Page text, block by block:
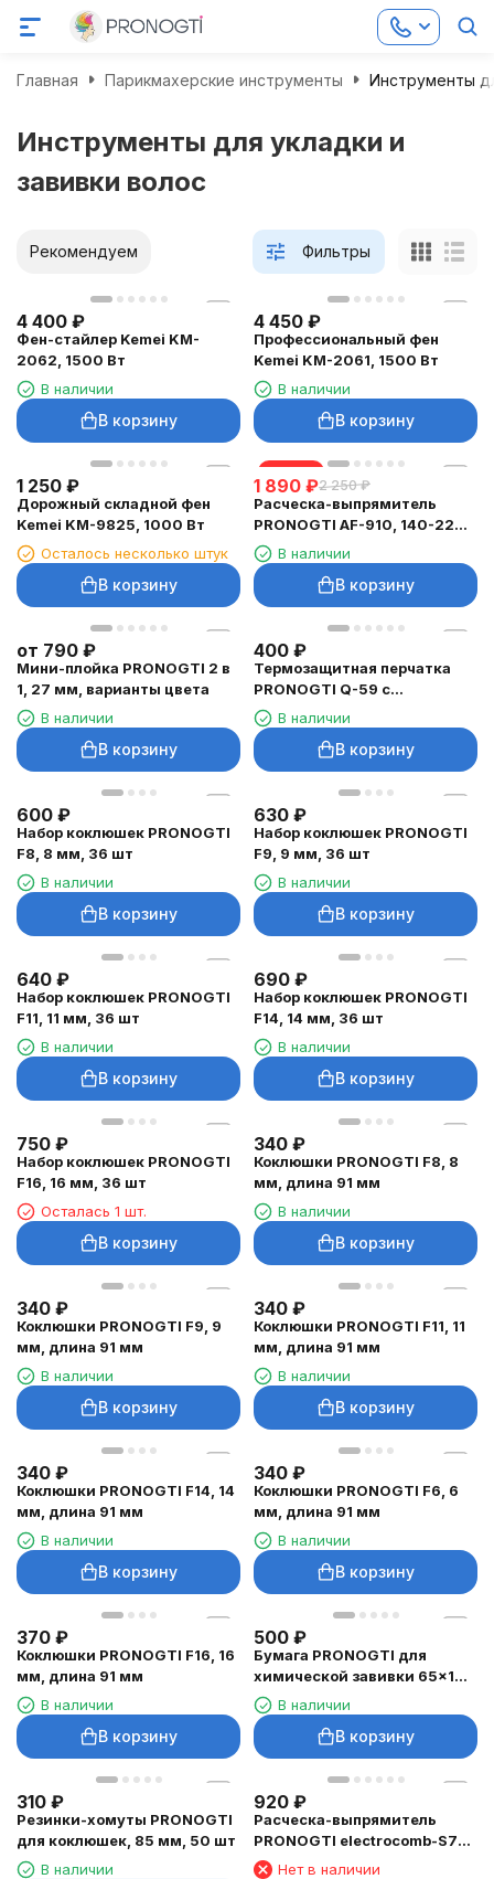
Главная Парикмахерские инструменты Инструменты
Инструменты для укладки и
завивки волос
Рекомендуем Фильтры
4 400 ₽
Фен-стайлер Kemei KM-
2062, 1500 Вт
В наличии
В корзину
4 450 ₽
Профессиональный фен
Kemei KM-2061, 1500 Вт
В наличии
В корзину
1 250 ₽
Дорожный складной фен
Kemei KM-9825, 1000 Вт
Осталось несколько штук
В корзину
скидка
1 890 ₽2 250 ₽
Расческа-выпрямитель
PRONOGTI AF-910, 140-220
°C В наличии
В корзину
от 790 ₽
Мини-плойка PRONOGTI 2 в
1, 27 мм, варианты цвета
В наличии
В корзину
400 ₽
Термозащитная перчатка
PRONOGTI Q-59 с
фиксацией
В наличии
В корзину
600 ₽
Набор коклюшек PRONOGTI
F8, 8 мм, 36 шт
В наличии
В корзину
630 ₽
Набор коклюшек PRONOGTI
F9, 9 мм, 36 шт
В наличии
В корзину
640 ₽
Набор коклюшек PRONOGTI
F11, 11 мм, 36 шт
В наличии
В корзину
690 ₽
Набор коклюшек PRONOGTI
F14, 14 мм, 36 шт
В наличии
В корзину
750 ₽
Набор коклюшек PRONOGTI
F16, 16 мм, 36 шт
Осталась 1 шт.
В корзину
340 ₽
Коклюшки PRONOGTI F8, 8
мм, длина 91 мм
В наличии
В корзину
340 ₽
Коклюшки PRONOGTI F9, 9
мм, длина 91 мм
В наличии
В корзину
340 ₽
Коклюшки PRONOGTI F11, 11
мм, длина 91 мм
В наличии
В корзину
340 ₽
Коклюшки PRONOGTI F14, 14
мм, длина 91 мм
В наличии
В корзину
340 ₽
Коклюшки PRONOGTI F6, 6
мм, длина 91 мм
В наличии
В корзину
370 ₽
Коклюшки PRONOGTI F16, 16
мм, длина 91 мм
В наличии
В корзину
500 ₽
Бумага PRONOGTI для
химической завивки 65×100
мм, 1000 листов
В наличии
В корзину
310 ₽
Резинки-хомуты PRONOGTI
для коклюшек, 85 мм, 50 шт
В наличии
920 ₽
Расческа-выпрямитель
PRONOGTI electrocomb-S7
беспроводная
Нет в наличии